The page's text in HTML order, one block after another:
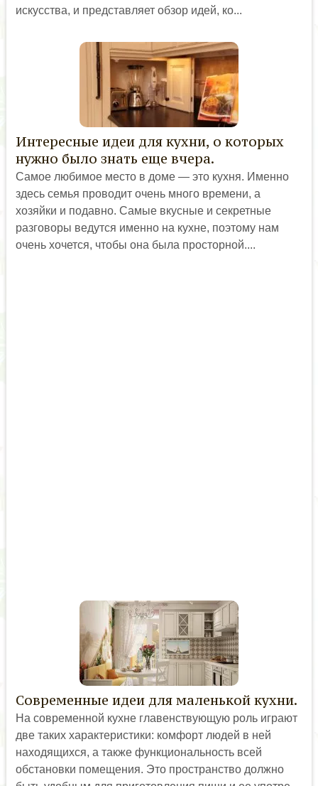
искусства, и представляет обзор идей, ко...
Интересные идеи для кухни, о которых
нужно было знать еще вчера.
Самое любимое место в доме — это кухня. Именно
здесь семья проводит очень много времени, а
хозяйки и подавно. Самые вкусные и секретные
разговоры ведутся именно на кухне, поэтому нам
очень хочется, чтобы она была просторной....
Современные идеи для маленькой кухни.
На современной кухне главенствующую роль играют
две таких характеристики: комфорт людей в ней
находящихся, а также функциональность всей
обстановки помещения. Это пространство должно